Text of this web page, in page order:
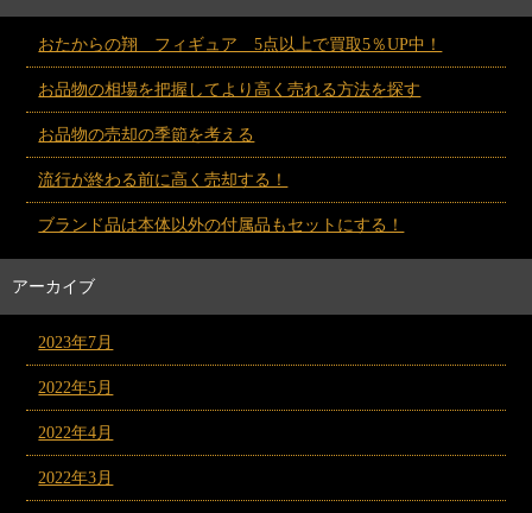
おたからの翔 フィギュア 5点以上で買取5％UP中！
お品物の相場を把握してより高く売れる方法を探す
お品物の売却の季節を考える
流行が終わる前に高く売却する！
ブランド品は本体以外の付属品もセットにする！
アーカイブ
2023年7月
2022年5月
2022年4月
2022年3月